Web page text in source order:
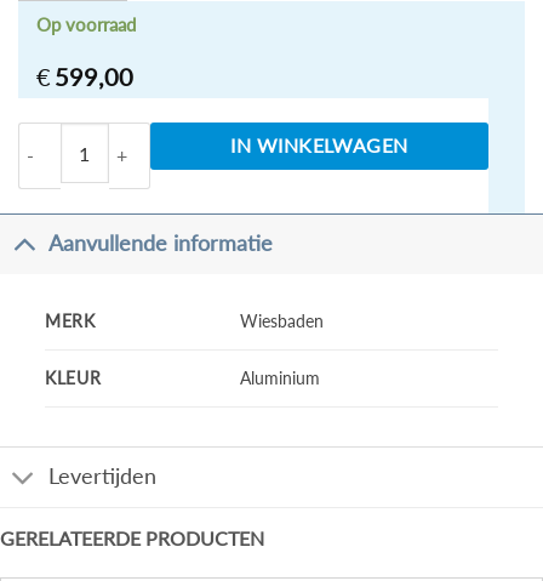
€ 599,00
Op voorraad
Swingdeur + zijwand UNI 1000x1000x2000
IN WINKELWAGEN
Aanvullende informatie
MERK Wiesbaden
KLEUR Aluminium
Levertijden
GERELATEERDE PRODUCTEN